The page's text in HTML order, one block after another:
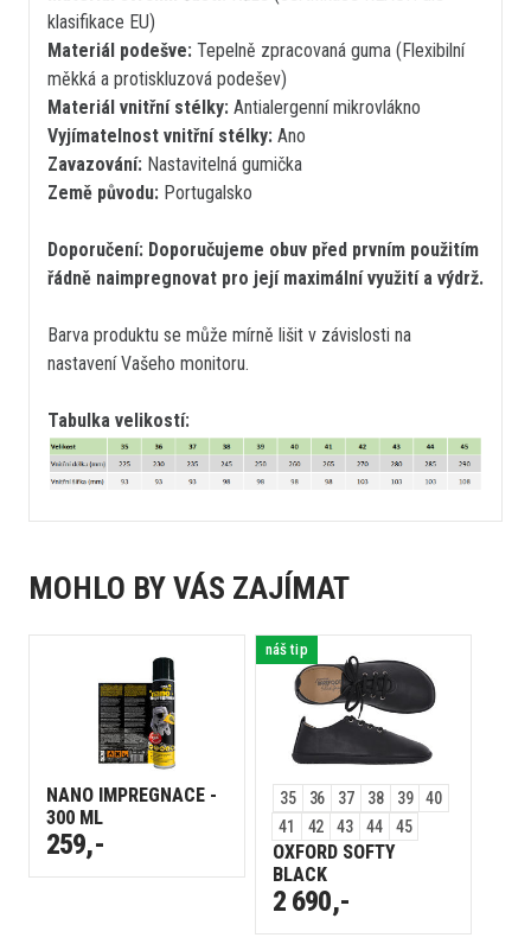
klasifikace EU)
Materiál podešve: Tepelně zpracovaná guma (Flexibilní
měkká a protiskluzová podešev)
Materiál vnitřní stélky: Antialergenní mikrovlákno
Vyjímatelnost vnitřní stélky: Ano
Zavazování: Nastavitelná gumička
Země původu: Portugalsko
Doporučení: Doporučujeme obuv před prvním použitím
řádně naimpregnovat pro její maximální využití a výdrž.
Barva produktu se může mírně lišit v závislosti na
nastavení Vašeho monitoru.
Tabulka velikostí:
MOHLO BY VÁS ZAJÍMAT
NANO IMPREGNACE -
300 ML
259,-
náš tip
35 36 37 38 39
40
41
42 43 44 45
OXFORD SOFTY
BLACK
2 690,-